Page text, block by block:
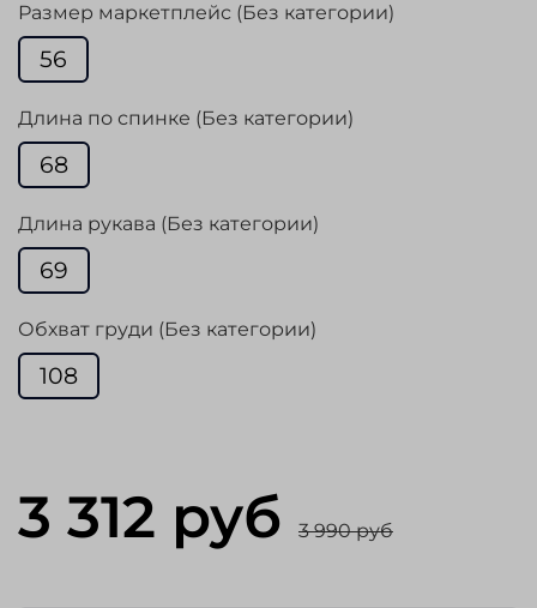
Размер маркетплейс (Без категории)
56
Длина по спинке (Без категории)
68
Длина рукава (Без категории)
69
Обхват груди (Без категории)
108
3 312 руб 3 990 руб